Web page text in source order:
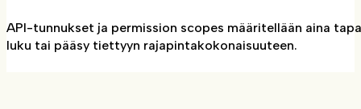
API-tunnukset ja permission scopes määritellään aina
luku tai pääsy tiettyyn rajapintakokonaisuuteen.